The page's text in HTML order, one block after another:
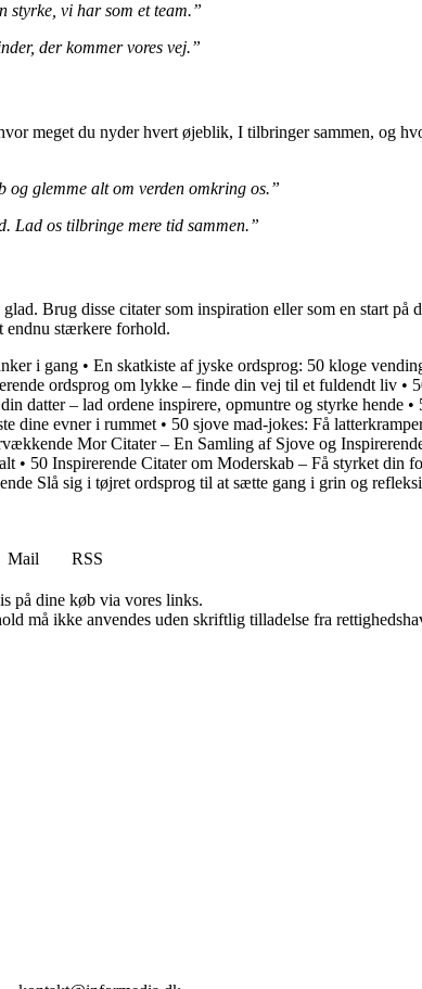
styrke, vi har som et team.”
der kommer vores vej.”
meget du nyder hvert øjeblik, I tilbringer sammen, og
og glemme alt om verden omkring os.”
Lad os tilbringe mere tid sammen.”
Brug disse citater som inspiration eller som en start
endnu stærkere forhold.
i gang • En skatkiste af jyske ordsprog: 50 kloge
ordsprog om lykke – finde din vej til et fuldendt liv •
datter – lad ordene inspirere, opmuntre og styrke hende •
dine evner i rummet • 50 sjove mad-jokes: Få
Mor Citater – En Samling af Sjove og
• 50 Inspirerende Citater om Moderskab – Få styrket din
Slå sig i tøjret ordsprog til at sætte gang i grin og
Mail
RSS
på dine køb via vores links.
må ikke anvendes uden skriftlig tilladelse fra